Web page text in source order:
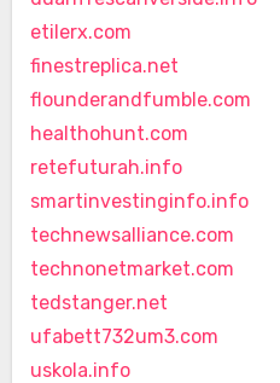
etilerx.com
finestreplica.net
flounderandfumble.com
healthohunt.com
retefuturah.info
smartinvestinginfo.info
technewsalliance.com
technonetmarket.com
tedstanger.net
ufabett732um3.com
uskola.info